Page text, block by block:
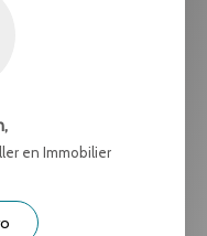
,
en Immobilier